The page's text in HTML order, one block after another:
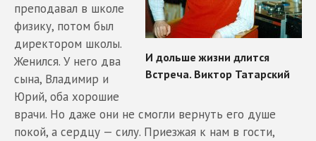
преподавал в школе
физику, потом был
директором школы.
Женился. У него два
сына, Владимир и
Юрий, оба хорошие
врачи. Но даже они не смогли вернуть его душе
покой, а сердцу — силу. Приезжая к нам в гости,